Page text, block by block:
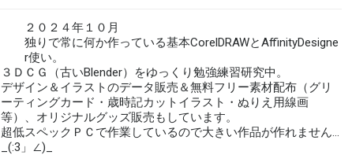
２０２４年１０月
独りで常に何か作っている基本CorelDRAWとAffinityDesigne
r使い。
３ＤＣＧ（古いBlender）をゆっくり勉強練習研究中。
デザイン＆イラストのデータ販売＆無料フリー素材配布（グリ
ーティングカード・歳時記カットイラスト・ぬりえ用線画
等）、オリジナルグッズ販売もしています。
超低スペックＰＣで作業しているので大きい作品が作れません…
_(:3」∠)_